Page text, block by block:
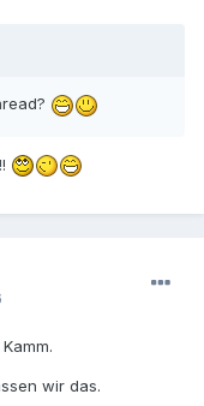
wir das.